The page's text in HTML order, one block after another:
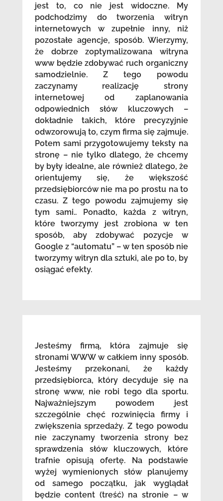
jest to, co nie jest widoczne. My
podchodzimy do tworzenia witryn
internetowych w zupełnie inny, niż
pozostałe agencje, sposób. Wierzymy,
że dobrze zoptymalizowana witryna
www będzie zdobywać ruch organiczny
samodzielnie. Z tego powodu
zaczynamy realizację strony
internetowej od zaplanowania
odpowiednich słów kluczowych –
dokładnie takich, które precyzyjnie
odwzorowują to, czym firma się zajmuje.
Potem sami przygotowujemy teksty na
stronę – nie tylko dlatego, że chcemy
by były idealne, ale również dlatego, że
orientujemy się, że większość
przedsiębiorców nie ma po prostu na to
czasu. Z tego powodu zajmujemy się
tym sami.. Ponadto, każda z witryn,
które tworzymy jest zrobiona w ten
sposób, aby zdobywać pozycje w
Google z “automatu” – w ten sposób nie
tworzymy witryn dla sztuki, ale po to, by
osiągać efekty.
Jesteśmy firmą, która zajmuje się
stronami WWW w całkiem inny sposób.
Jesteśmy przekonani, że każdy
przedsiębiorca, który decyduje się na
stronę www, nie robi tego dla sportu.
Najważniejszym powodem jest
szczególnie chęć rozwinięcia firmy i
zwiększenia sprzedaży. Z tego powodu
nie zaczynamy tworzenia strony bez
sprawdzenia słów kluczowych, które
trafnie opisują ofertę. Na podstawie
wyżej wymienionych słów planujemy
od samego początku, jak wyglądał
będzie content (treść) na stronie – w